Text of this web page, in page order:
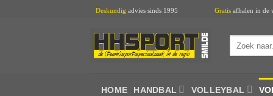
Deskundig advies sinds 1995 Gratis afhalen
HOME HANDBAL VOLLEYBAL